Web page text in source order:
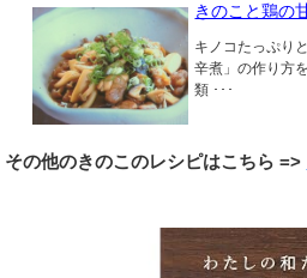
きのこと鶏の
キノコたっぷり
辛煮」の作り方
類 ･･･
その他のきのこのレシピはこちら =>